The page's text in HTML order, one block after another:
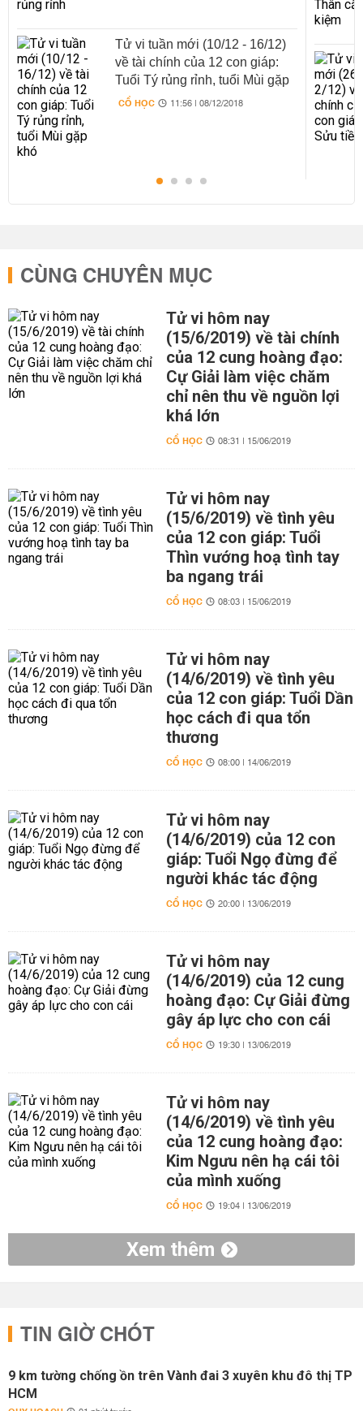
Tử vi tuần mới (10/12 - 16/12)
về tài chính của 12 con giáp:
Tuổi Tý rủng rỉnh, tuổi Mùi gặp
khó
CỔ HỌC 11:56 | 08/12/2018
CÙNG CHUYÊN MỤC
Tử vi hôm nay
(15/6/2019) về tài chính
của 12 cung hoàng đạo:
Cự Giải làm việc chăm
chỉ nên thu về nguồn lợi
khá lớn
CỔ HỌC 08:31 | 15/06/2019
Tử vi hôm nay
(15/6/2019) về tình yêu
của 12 con giáp: Tuổi
Thìn vướng hoạ tình tay
ba ngang trái
CỔ HỌC 08:03 | 15/06/2019
Tử vi hôm nay
(14/6/2019) về tình yêu
của 12 con giáp: Tuổi Dần
học cách đi qua tổn
thương
CỔ HỌC 08:00 | 14/06/2019
Tử vi hôm nay
(14/6/2019) của 12 con
giáp: Tuổi Ngọ đừng để
người khác tác động
CỔ HỌC 20:00 | 13/06/2019
Tử vi hôm nay
(14/6/2019) của 12 cung
hoàng đạo: Cự Giải đừng
gây áp lực cho con cái
CỔ HỌC 19:30 | 13/06/2019
Tử vi hôm nay
(14/6/2019) về tình yêu
của 12 cung hoàng đạo:
Kim Ngưu nên hạ cái tôi
của mình xuống
CỔ HỌC 19:04 | 13/06/2019
Xem thêm
TIN GIỜ CHÓT
9 km tường chống ồn trên Vành đai 3 xuyên khu đô thị TP
HCM